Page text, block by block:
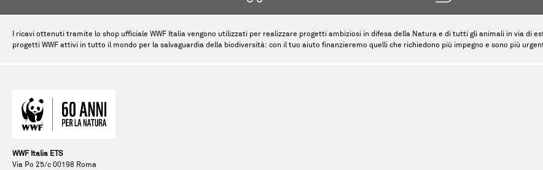
I ricavi ottenuti tramite lo shop ufficiale WWF Italia vengono utilizzati per realizzare progetti ambiziosi in difesa della Natura e di tutti gli animali in via di
progetti WWF attivi in tutto il mondo per la salvaguardia della biodiversità: con il tuo aiuto finanzieremo quelli che richiedono più impegno e sono più
WWF Italia ETS
Via Po 25/c 00198 Roma